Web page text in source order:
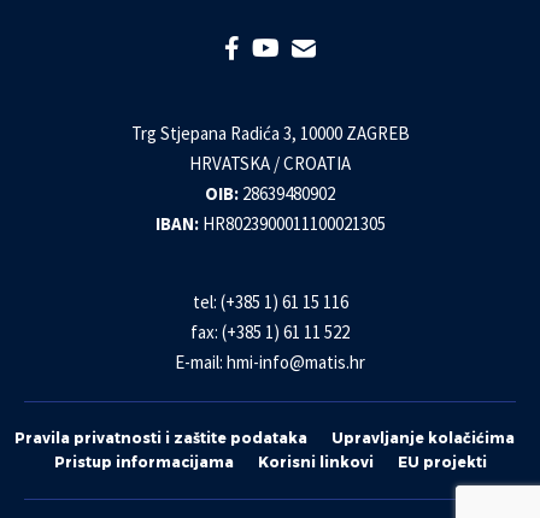
Trg Stjepana Radića 3, 10000 ZAGREB
HRVATSKA / CROATIA
OIB: 28639480902
IBAN: HR8023900011100021305
tel: (+385 1) 61 15 116
fax: (+385 1) 61 11 522
E-mail: hmi-info@matis.hr
Pravila privatnosti i zaštite podataka
Upravljanje kolačićima
Pristup informacijama
Korisni linkovi EU projekti